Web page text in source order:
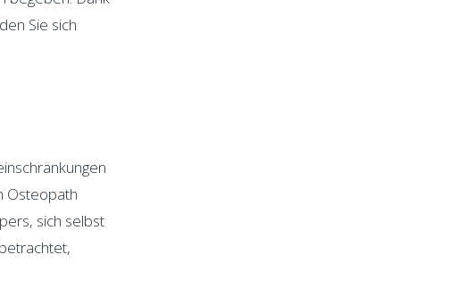
Sie sich
Osteopath
sich selbst